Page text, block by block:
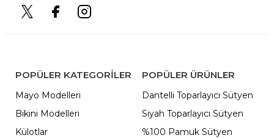
POPÜLER KATEGORILER
Mayo Modelleri
Bikini Modelleri
Külotlar
POPÜLER ÜRÜNLER
Dantelli Toparlayıcı Sütyen
Siyah Toparlayıcı Sütyen
%100 Pamuk Sütyen